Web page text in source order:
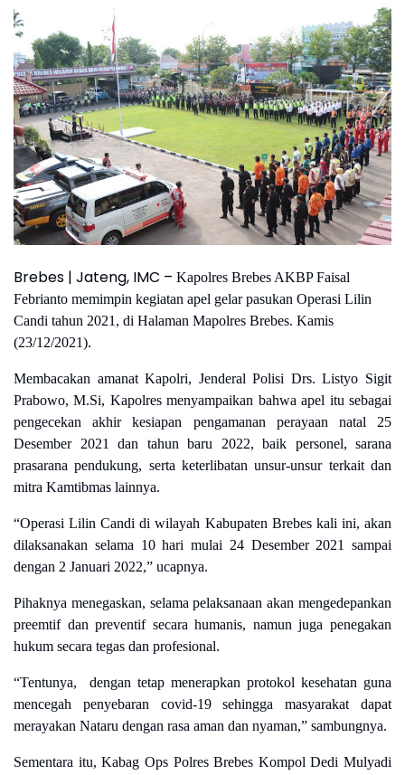
Brebes | Jateng, IMC – Kapolres Brebes AKBP Faisal
Febrianto memimpin kegiatan apel gelar pasukan Operasi Lilin
Candi tahun 2021, di Halaman Mapolres Brebes. Kamis
(23/12/2021).
Membacakan amanat Kapolri, Jenderal Polisi Drs. Listyo Sigit
Prabowo, M.Si, Kapolres menyampaikan bahwa apel itu sebagai
pengecekan akhir kesiapan pengamanan perayaan natal 25
Desember 2021 dan tahun baru 2022, baik personel, sarana
prasarana pendukung, serta keterlibatan unsur-unsur terkait dan
mitra Kamtibmas lainnya.
“Operasi Lilin Candi di wilayah Kabupaten Brebes kali ini, akan
dilaksanakan selama 10 hari mulai 24 Desember 2021 sampai
dengan 2 Januari 2022,” ucapnya.
Pihaknya menegaskan, selama pelaksanaan akan mengedepankan
preemtif dan preventif secara humanis, namun juga penegakan
hukum secara tegas dan profesional.
“Tentunya, dengan tetap menerapkan protokol kesehatan guna
mencegah penyebaran covid-19 sehingga masyarakat dapat
merayakan Nataru dengan rasa aman dan nyaman,” sambungnya.
Sementara itu, Kabag Ops Polres Brebes Kompol Dedi Mulyadi